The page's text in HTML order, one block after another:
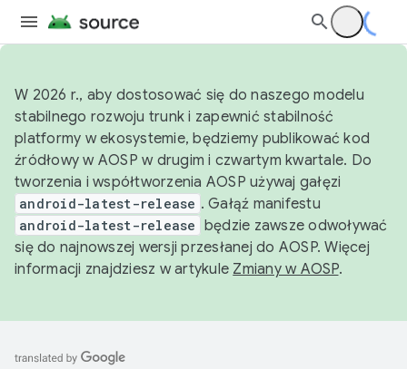
W 2026 r., aby dostosować się do naszego modelu
stabilnego rozwoju trunk i zapewnić stabilność
platformy w ekosystemie, będziemy publikować kod
źródłowy w AOSP w drugim i czwartym kwartale. Do
tworzenia i współtworzenia AOSP używaj gałęzi
android-latest-release . Gałąź manifestu
android-latest-release będzie zawsze odwoływać
się do najnowszej wersji przesłanej do AOSP. Więcej
informacji znajdziesz w artykule Zmiany w AOSP.